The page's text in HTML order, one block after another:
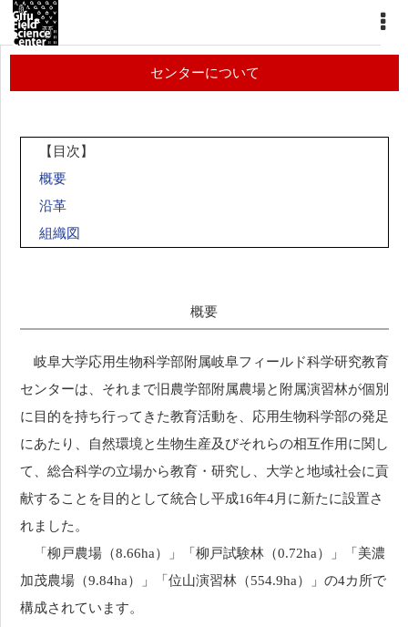
センターについて
【目次】
概要
沿革
組織図
概要
岐阜大学応用生物科学部附属岐阜フィールド科学研究教育
センターは、それまで旧農学部附属農場と附属演習林が個別
に目的を持ち行ってきた教育活動を、応用生物科学部の発足
にあたり、自然環境と生物生産及びそれらの相互作用に関し
て、総合科学の立場から教育・研究し、大学と地域社会に貢
献することを目的として統合し平成16年4月に新たに設置さ
れました。
「柳戸農場（8.66ha）」「柳戸試験林（0.72ha）」「美濃
加茂農場（9.84ha）」「位山演習林（554.9ha）」の4カ所で
構成されています。